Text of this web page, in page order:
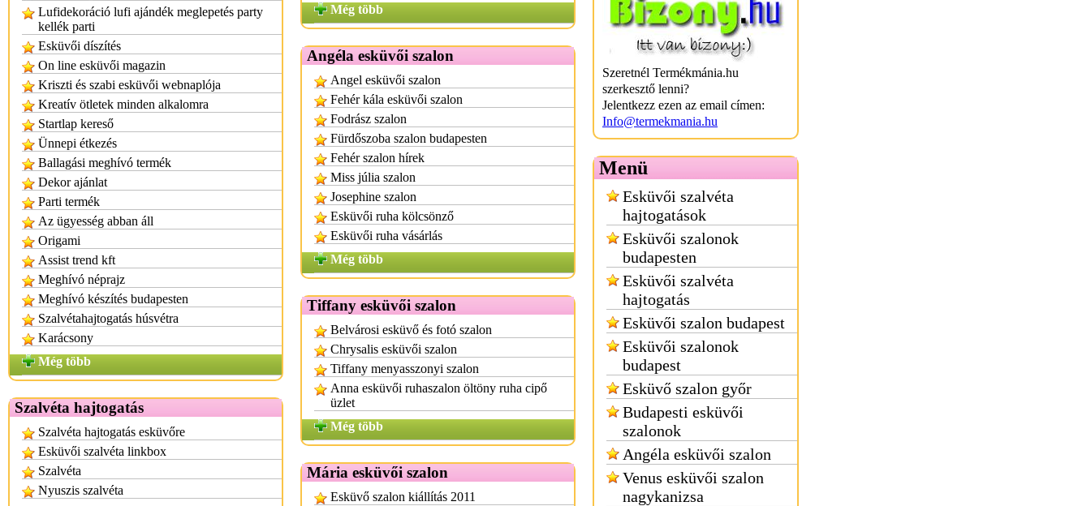
Lufidekoráció lufi ajándék meglepetés party
kellék parti
Esküvői díszítés
On line esküvői magazin
Kriszti és szabi esküvői webnaplója
Kreatív ötletek minden alkalomra
Startlap kereső
Ünnepi étkezés
Ballagási meghívó termék
Dekor ajánlat
Parti termék
Az ügyesség abban áll
Origami
Assist trend kft
Meghívó néprajz
Meghívó készítés budapesten
Szalvétahajtogatás húsvétra
Karácsony
Még több
Szalvéta hajtogatás
Szalvéta hajtogatás esküvőre
Esküvői szalvéta linkbox
Szalvéta
Nyuszis szalvéta
Még több
Angéla esküvői szalon
Angel esküvői szalon
Fehér kála esküvői szalon
Fodrász szalon
Fürdőszoba szalon budapesten
Fehér szalon hírek
Miss júlia szalon
Josephine szalon
Esküvői ruha kölcsönző
Esküvői ruha vásárlás
Még több
Tiffany esküvői szalon
Belvárosi esküvő és fotó szalon
Chrysalis esküvői szalon
Tiffany menyasszonyi szalon
Anna esküvői ruhaszalon öltöny ruha cipő
üzlet
Még több
Mária esküvői szalon
Esküvő szalon kiállítás 2011
Szeretnél Termékmánia.hu
szerkesztő lenni?
Jelentkezz ezen az email címen:
Info@termekmania.hu
Menü
Esküvői szalvéta
hajtogatások
Esküvői szalonok
budapesten
Esküvői szalvéta
hajtogatás
Esküvői szalon budapest
Esküvői szalonok
budapest
Esküvő szalon győr
Budapesti esküvői
szalonok
Angéla esküvői szalon
Venus esküvői szalon
nagykanizsa